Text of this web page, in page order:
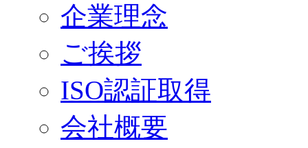
企業理念
ご挨拶
ISO認証取得
会社概要